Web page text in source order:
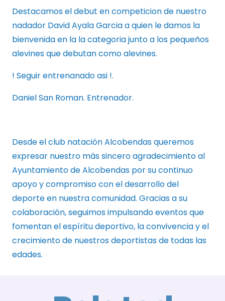
Destacamos el debut en competicion de nuestro
nadador David Ayala Garcia a quien le damos la
bienvenida en la la categoria junto a los pequeños
alevines que debutan como alevines.
! Seguir entrenanado asi !.
Daniel San Roman. Entrenador.
Desde el club natación Alcobendas queremos
expresar nuestro más sincero agradecimiento al
Ayuntamiento de Alcobendas por su continuo
apoyo y compromiso con el desarrollo del
deporte en nuestra comunidad. Gracias a su
colaboración, seguimos impulsando eventos que
fomentan el espíritu deportivo, la convivencia y el
crecimiento de nuestros deportistas de todas las
edades.